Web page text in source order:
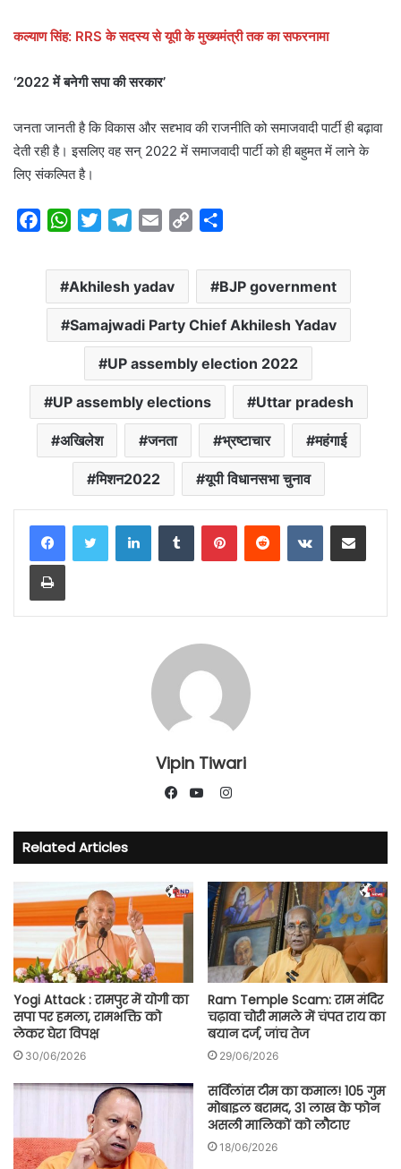
कल्याण सिंह: RRS के सदस्य से यूपी के मुख्यमंत्री तक का सफरनामा
‘2022 में बनेगी सपा की सरकार’
जनता जानती है कि विकास और सद्द्भाव की राजनीति को समाजवादी पार्टी ही बढ़ावा
देती रही है। इसलिए वह सन् 2022 में समाजवादी पार्टी को ही बहुमत में लाने के
लिए संकल्पित है।
c
b
o
k
W
a
t
s
A
p
i
t
t
e
r
l
e
g
r
a
m
a
i
l
p
L
i
n
k
a
r
e
Akhilesh yadav BJP government
Samajwadi Party Chief Akhilesh Yadav
UP assembly election 2022
UP assembly elections Uttar pradesh
अखिलेश जनता भ्रष्टाचार महंगाई
मिशन2022 यूपी विधानसभा चुनाव
LinkedInTumblr PinterestReddit VKontakteShare via Email
Print
Vipin Tiwari
Instagram
Related Articles
Yogi Attack : रामपुर में योगी का
सपा पर हमला, रामभक्ति को
लेकर घेरा विपक्ष
30/06/2026
Ram Temple Scam: राम मंदिर
चढ़ावा चोरी मामले में चंपत राय का
बयान दर्ज, जांच तेज
29/06/2026
सर्विलांस टीम का कमाल! 105 गुम
मोबाइल बरामद, 31 लाख के फोन
असली मालिकों को लौटाए
18/06/2026